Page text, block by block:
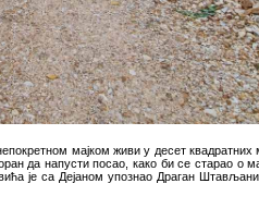
мајком живи у десет квадратних
да напусти посао, како би се старао о
је са Дејаном упознао Драган